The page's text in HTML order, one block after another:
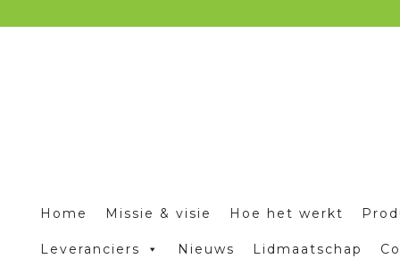
Home Missie & visie Hoe het werkt
Leveranciers Nieuws Lidmaatschap